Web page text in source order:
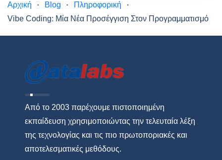
Αρχική Blog
Πληροφορική
Vibe Coding: Μία Νέα Προσέγγιση Στον Προγραμματισμό
Από το 2003 παρέχουμε πιστοποιημένη
εκπαίδευση χρησιμοποιώντας την τελευταία λέξη
της τεχνολογίας και τις πιο πρωτοποριακές και
αποτελεσματικές μεθόδους.